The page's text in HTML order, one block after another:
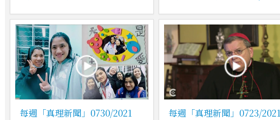
每週「真理新聞」0730/2021 每週「真理新聞」0723/2021